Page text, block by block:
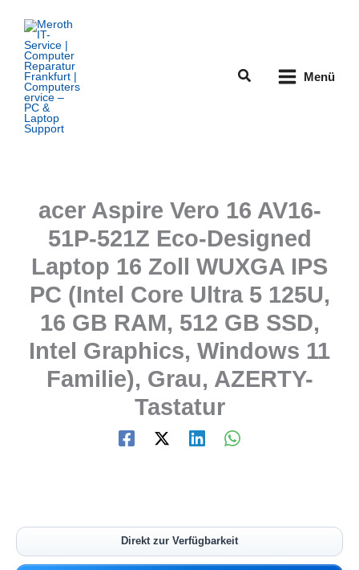
Inhalt
springen
Suchen Menü
acer Aspire Vero 16 AV16-
51P-521Z Eco-Designed
Laptop 16 Zoll WUXGA IPS
PC (Intel Core Ultra 5 125U,
16 GB RAM, 512 GB SSD,
Intel Graphics, Windows 11
Familie), Grau, AZERTY-
Tastatur
Direkt zur Verfügbarkeit